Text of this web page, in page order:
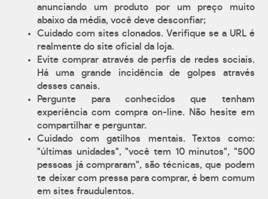
anunciando um produto por um preço muito
abaixo da média, você deve desconfiar;
Cuidado com sites clonados. Verifique se a URL é
realmente do site oficial da loja.
Evite comprar através de perfis de redes sociais.
Há uma grande incidência de golpes através
desses canais.
Pergunte para conhecidos que tenham
experiência com compra on-line. Não hesite em
compartilhar e perguntar.
Cuidado com gatilhos mentais. Textos como:
"últimas unidades", "você tem 10 minutos", "500
pessoas já compraram", são técnicas, que podem
te deixar com pressa para comprar, é bem comum
em sites fraudulentos.